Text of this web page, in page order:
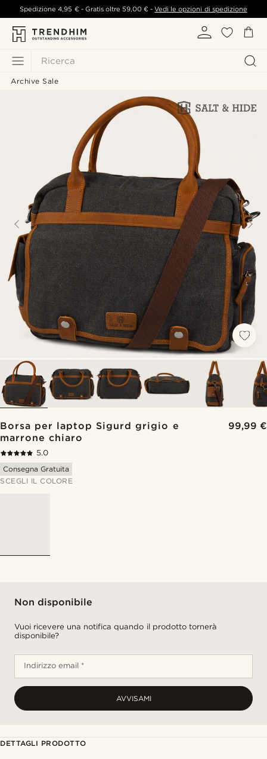
Ricerca
Spedizione4,95 €- Gratis oltre 59,00 € -Vedi le opzioni di spedizione
Archive Sale
Borsa per laptop Sigurd grigio e
marrone chiaro
99,99 €
5.0
Consegna Gratuita
SCEGLI IL COLORE
Non disponibile
Vuoi ricevere una notifica quando il prodotto tornerà
disponibile?
Indirizzo email *
AVVISAMI
DETTAGLI PRODOTTO